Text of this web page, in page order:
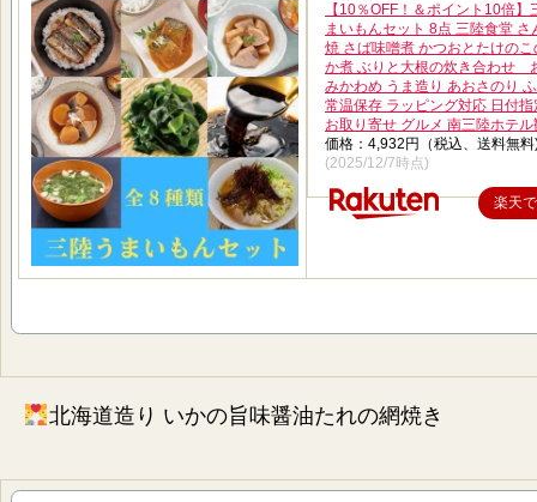
【10％OFF！＆ポイント10倍】
まいもんセット 8点 三陸食堂 さ
焼 さば味噌煮 かつおとたけのこ
か煮 ぶりと大根の炊き合わせ
みかわめ うま造り あおさのり
常温保存 ラッピング対応 日付指
お取り寄せ グルメ 南三陸ホテル
価格：4,932円（税込、送料無料
(2025/12/7時点)
楽天
北海道造り いかの旨味醤油たれの網焼き